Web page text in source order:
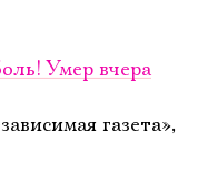
Умер вчера
газета»,